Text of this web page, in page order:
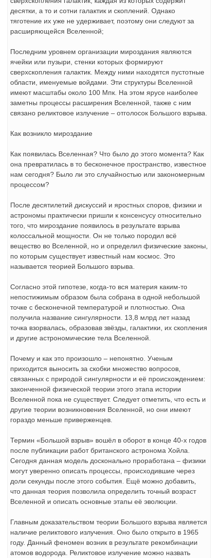
десятки, а то и сотни галактик и скоплений. Однако
тяготение их уже не удерживает, поэтому они следуют за
расширяющейся Вселенной;
Последним уровнем организации мироздания являются
ячейки или пузыри, стенки которых формируют
сверхскопления галактик. Между ними находятся пустотные
области, именуемые войдами. Эти структуры Вселенной
имеют масштабы около 100 Мпк. На этом ярусе наиболее
заметны процессы расширения Вселенной, также с ним
связано реликтовое излучение – отголосок Большого взрыва.
Как возникло мироздание
Как появилась Вселенная? Что было до этого момента? Как
она превратилась в то бесконечное пространство, известное
нам сегодня? Было ли это случайностью или закономерным
процессом?
После десятилетий дискуссий и яростных споров, физики и
астрономы практически пришли к консенсусу относительно
того, что мироздание появилось в результате взрыва
колоссальной мощности. Он не только породил всё
вещество во Вселенной, но и определил физические законы,
по которым существует известный нам космос. Это
называется теорией Большого взрыва.
Согласно этой гипотезе, когда-то вся материя каким-то
непостижимым образом была собрана в одной небольшой
точке с бесконечной температурой и плотностью. Она
получила название сингулярности. 13,8 млрд лет назад
точка взорвалась, образовав звёзды, галактики, их скопления
и другие астрономические тела Вселенной.
Почему и как это произошло – непонятно. Ученым
приходится выносить за скобки множество вопросов,
связанных с природой сингулярности и её происхождением:
законченной физической теории этого этапа истории
Вселенной пока не существует. Следует отметить, что есть и
другие теории возникновения Вселенной, но они имеют
гораздо меньше приверженцев.
Термин «Большой взрыв» вошёл в оборот в конце 40-х годов
после публикации работ британского астронома Хойла.
Сегодня данная модель досконально проработана – физики
могут уверенно описать процессы, происходившие через
доли секунды после этого события. Ещё можно добавить,
что данная теория позволила определить точный возраст
Вселенной и описать основные этапы её эволюции.
Главным доказательством теории Большого взрыва является
наличие реликтового излучения. Оно было открыто в 1965
году. Данный феномен возник в результате рекомбинации
атомов водорода. Реликтовое излучение можно назвать